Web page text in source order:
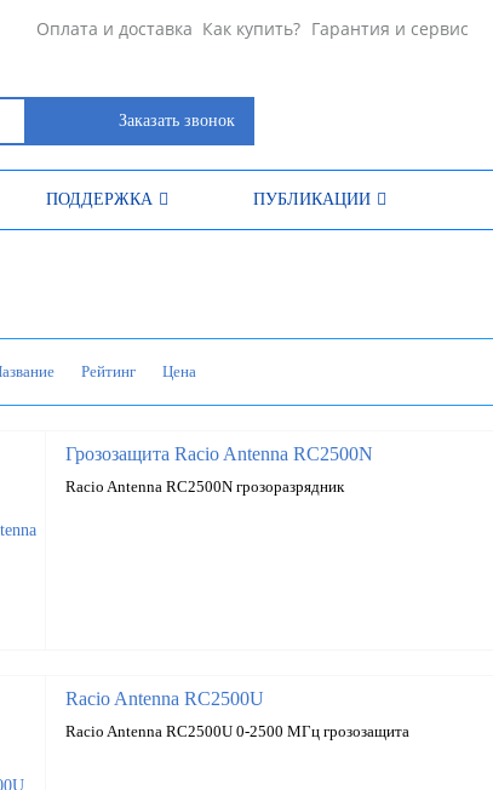
Оплата и доставка Как купить? Гарантия и сервис
Заказать звонок
ПОДДЕРЖКА ПУБЛИКАЦИИ
Название Рейтинг Цена
Грозозащита Racio Antenna RC2500N
Racio Antenna RC2500N грозоразрядник
Racio Antenna RC2500U
Racio Antenna RC2500U 0-2500 МГц грозозащита